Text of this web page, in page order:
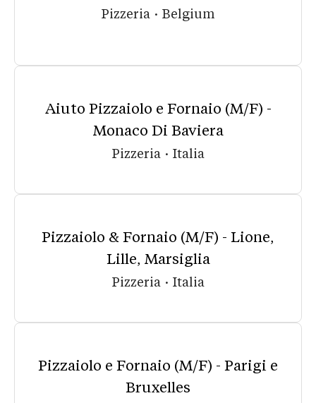
Pizzeria · Belgium
Aiuto Pizzaiolo e Fornaio (M/F) -
Monaco Di Baviera
Pizzeria · Italia
Pizzaiolo & Fornaio (M/F) - Lione,
Lille, Marsiglia
Pizzeria · Italia
Pizzaiolo e Fornaio (M/F) - Parigi e
Bruxelles